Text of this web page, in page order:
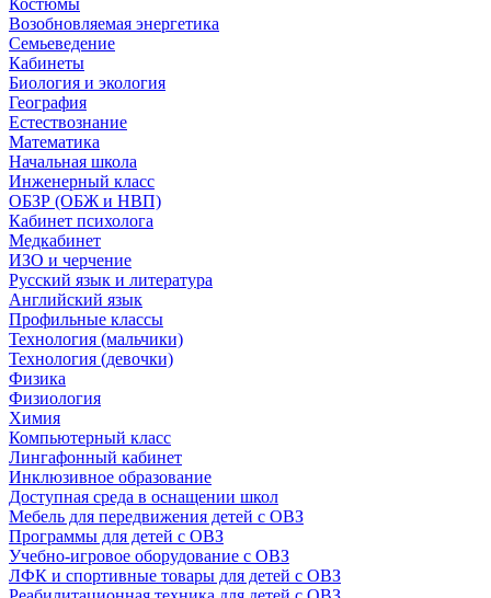
Костюмы
Возобновляемая энергетика
Семьеведение
Кабинеты
Биология и экология
География
Естествознание
Математика
Начальная школа
Инженерный класс
ОБЗР (ОБЖ и НВП)
Кабинет психолога
Медкабинет
ИЗО и черчение
Русский язык и литература
Английский язык
Профильные классы
Технология (мальчики)
Технология (девочки)
Физика
Физиология
Химия
Компьютерный класс
Лингафонный кабинет
Инклюзивное образование
Доступная среда в оснащении школ
Мебель для передвижения детей с ОВЗ
Программы для детей с ОВЗ
Учебно-игровое оборудование с ОВЗ
ЛФК и спортивные товары для детей с ОВЗ